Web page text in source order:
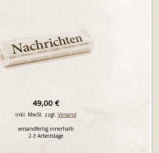
49,00 €
inkl. MwSt. zzgl. Versand
versandfertig innerhalb
2-3 Arbeitstage